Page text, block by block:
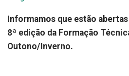
Informamos que estão
8ª edição da Formação
Outono/Inverno.